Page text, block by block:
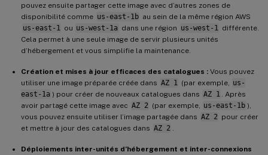
pouvez ensuite partager cette image avec d’autres zones de
disponibilité comme us-east-1b au sein de la même région AWS
us-east-1
ou us-west-1a dans une région us-west-1
différente.
Cela permet à une seule image de servir plusieurs unités
d’hébergement et vous simplifie la maintenance.
Création et mises à jour efficaces des catalogues : Vous pouvez
utiliser une image préparée créée dans AZ 1 (par exemple,
us-
east-1a ) pour créer de nouveaux catalogues dans AZ 1
. Après
avoir partagé cette image avec AZ 2 (par exemple, us-east-1b ),
vous pouvez ensuite utiliser l’image partagée dans AZ 2 pour créer
et mettre à jour des catalogues dans AZ 2
Déploiements inter-unités d’hébergement et inter-connexions